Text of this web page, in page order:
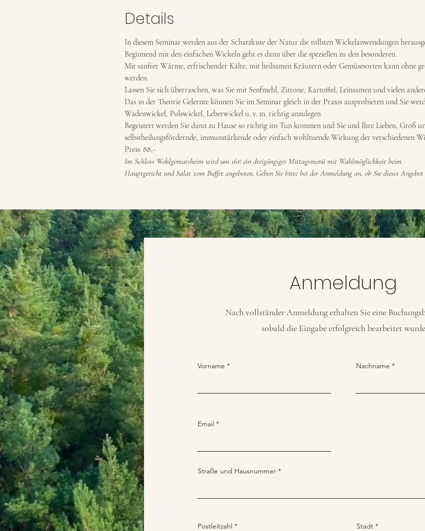
Details
In diesem Seminar werden aus der Schatzkiste der Natur die tollsten Wickelanwendungen
Beginnend mit den einfachen Wickeln geht es dann über die speziellen zu den besonderen.
Mit sanfter Wärme, erfrischender Kälte, mit heilsamen Kräutern oder Gemüsesorten kann ohne
werden.
Lassen Sie sich überraschen, was Sie mit Senfmehl, Zitrone, Kartoffel, Leinsamen und vielen
Das in der Theorie Gelernte können Sie im Seminar gleich in der Praxis ausprobieren und Sie
Wadenwickel, Pulswickel, Leberwickel u. v. m. richtig anzulegen.
Begeistert werden Sie dann zu Hause so richtig ins Tun kommen und Sie und Ihre Lieben, Groß
selbstheilungsfördernde, immunstärkende oder einfach wohltuende Wirkung der verschiedenen
Preis: 88,-
Im Schloss Wohlgemutsheim wird um 16€ ein dreigängiges Mittagsmenü mit Wahlmöglichkeit beim
Hauptgericht und Salat vom Buffet angeboten. Geben Sie bitte bei der Anmeldung an, ob Sie dieses
Anmeldung
Nach vollständer Anmeldung erhalten Sie eine
sobald die Eingabe erfolgreich bearbeitet
Vorname Nachname
Email
Straße und Hausnummer
Postleitzahl Stadt